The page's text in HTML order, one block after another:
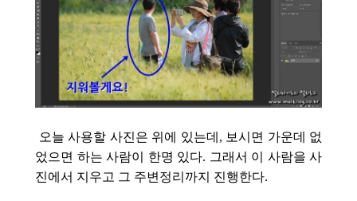
오늘 사용할 사진은 위에 있는데, 보시면 가운데 없
었으면 하는 사람이 한명 있다. 그래서 이 사람을 사
진에서 지우고 그 주변정리까지 진행한다.